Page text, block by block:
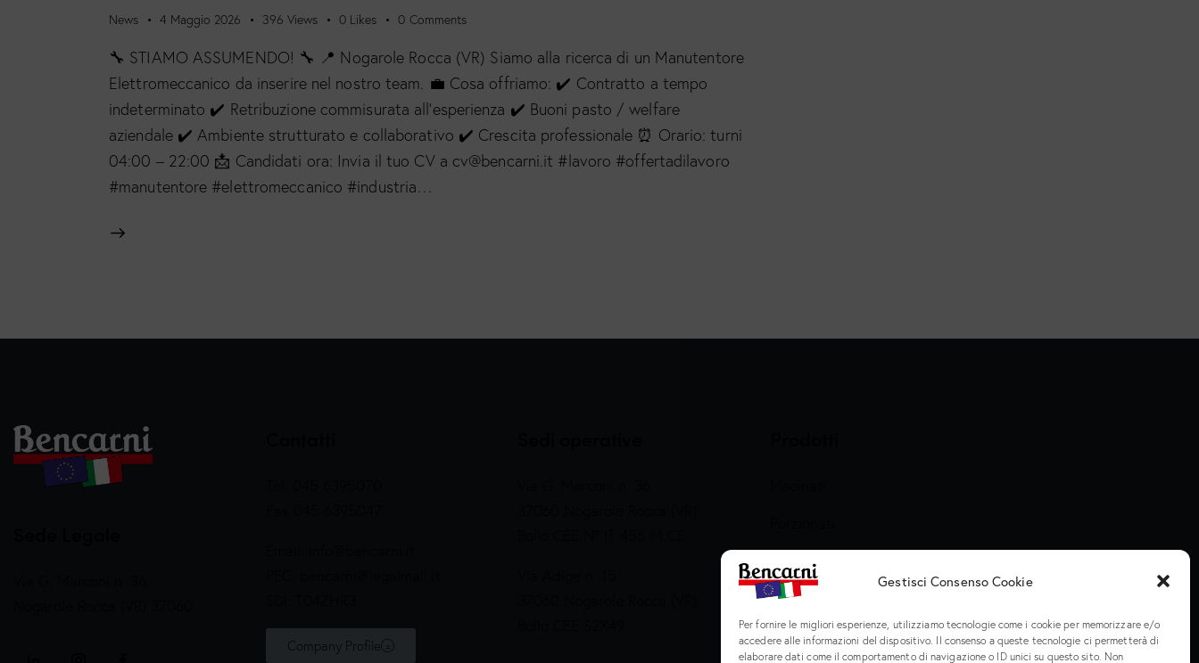
Gestisci Consenso Cookie
Per fornire le migliori esperienze, utilizziamo tecnologie come i cookie per memorizzare e/o
accedere alle informazioni del dispositivo. Il consenso a queste tecnologie ci permetterà di
elaborare dati come il comportamento di navigazione o ID unici su questo sito. Non
News 4 Maggio 2026 396 Views 0 Likes 0 Comments
🔧 STIAMO ASSUMENDO! 🔧 📍 Nogarole Rocca (VR) Siamo alla ricerca di un Manutentore
Elettromeccanico da inserire nel nostro team. 💼 Cosa offriamo: ✔️ Contratto a tempo
indeterminato ✔️ Retribuzione commisurata all’esperienza ✔️ Buoni pasto / welfare
aziendale ✔️ Ambiente strutturato e collaborativo ✔️ Crescita professionale ⏰ Orario: turni
04:00 – 22:00 📩 Candidati ora: Invia il tuo CV a cv@bencarni.it #lavoro #offertadilavoro
#manutentore #elettromeccanico #industria…
Company Profile
Preparati e Cotti
Salumeria